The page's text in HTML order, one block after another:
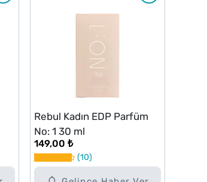
Rebul Kadın EDP Parfüm
No: 1 30 ml
149,00 ₺
10